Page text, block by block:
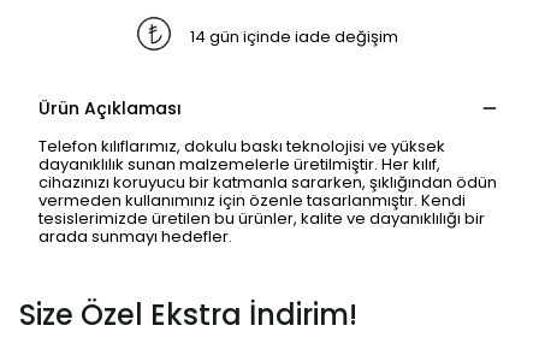
14 gün içinde iade değişim
Ürün Açıklaması
Telefon kılıflarımız, dokulu baskı teknolojisi ve yüksek
dayanıklılık sunan malzemelerle üretilmiştir. Her kılıf,
cihazınızı koruyucu bir katmanla sararken, şıklığından ödün
vermeden kullanımınız için özenle tasarlanmıştır. Kendi
tesislerimizde üretilen bu ürünler, kalite ve dayanıklılığı bir
arada sunmayı hedefler.
Size Özel Ekstra İndirim!
SAFARİ GİZLİ SEKME